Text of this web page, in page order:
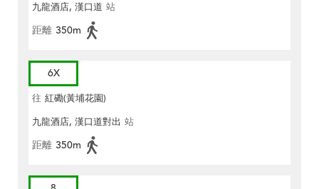
九龍酒店, 漢口道 站
距離 350m
6X
往 紅磡(黃埔花園)
九龍酒店, 漢口道對出 站
距離 350m